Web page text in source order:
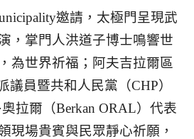
邀請，太極門呈現武
，掌門人洪道子博士鳴響世
為世界祈福；阿夫吉拉爾區
議員暨共和人民黨（CHP）
拉爾（Berkan ORAL）代表
現場貴賓與民眾靜心祈願，